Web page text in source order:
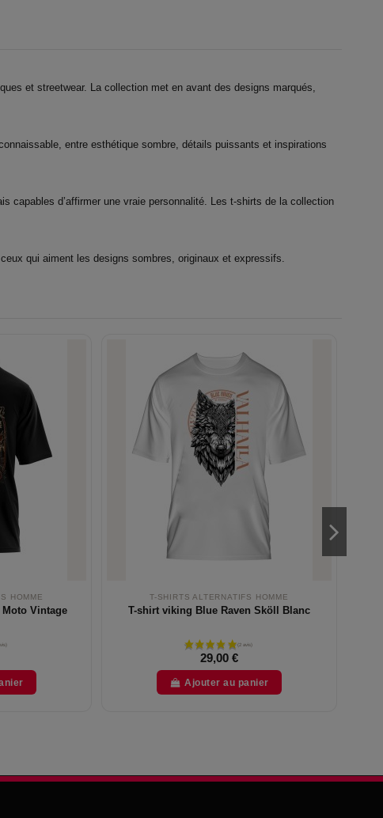
et streetwear. La collection met en avant des designs marqués,
entre esthétique sombre, détails puissants et inspirations
capables d’affirmer une vraie personnalité. Les t-shirts de la collection
qui aiment les designs sombres, originaux et expressifs.
HOMME
Vintage
T-SHIRTS ALTERNATIFS HOMME
T-shirt viking Blue Raven Sköll Blanc
29,00 €
Ajouter au panier